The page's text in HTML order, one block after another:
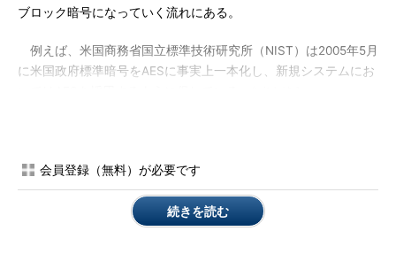
ブロック暗号になっていく流れにある。
例えば、米国商務省国立標準技術研究所（NIST）は2005年5月
に米国政府標準暗号をAESに事実上一本化し、新規システムにお
ロック長の暗号が使用できるのであれば、128ビットブロック暗
号を選択することが望ましい」と記している［参考文献2］。
つまり、ISO/IEC国際標準暗号やインターネット標準暗号に選
会員登録（無料）が必要です
続きを読む